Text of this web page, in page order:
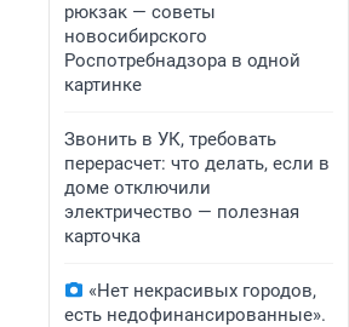
рюкзак — советы
новосибирского
Роспотребнадзора в одной
картинке
Звонить в УК, требовать
перерасчет: что делать, если в
доме отключили
электричество — полезная
карточка
«Нет некрасивых городов,
есть недофинансированные».